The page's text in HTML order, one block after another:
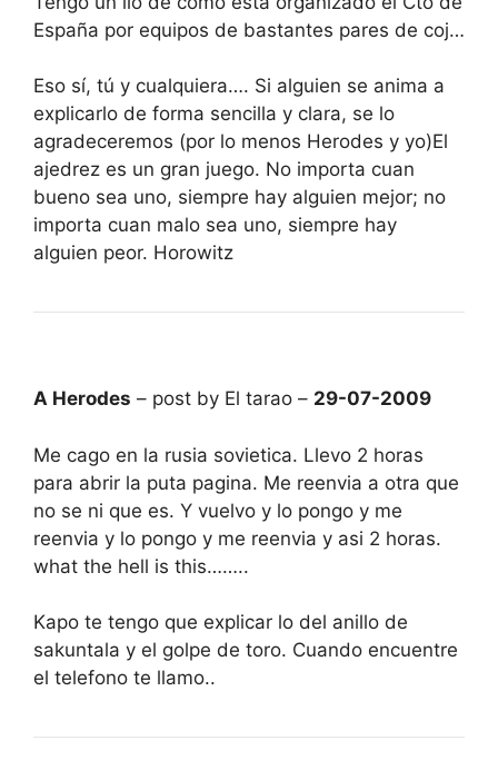
España por equipos de bastantes pares de coj…
Eso sí, tú y cualquiera…. Si alguien se anima a
explicarlo de forma sencilla y clara, se lo
agradeceremos (por lo menos Herodes y yo)El
ajedrez es un gran juego. No importa cuan
bueno sea uno, siempre hay alguien mejor; no
importa cuan malo sea uno, siempre hay
alguien peor. Horowitz
A Herodes – post by El tarao – 29-07-2009
Me cago en la rusia sovietica. Llevo 2 horas
para abrir la puta pagina. Me reenvia a otra que
no se ni que es. Y vuelvo y lo pongo y me
reenvia y lo pongo y me reenvia y asi 2 horas.
what the hell is this……..
Kapo te tengo que explicar lo del anillo de
sakuntala y el golpe de toro. Cuando encuentre
el telefono te llamo..